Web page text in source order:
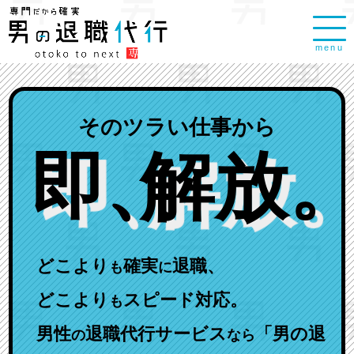
menu
そのツラい仕事から
即、解放。
どこよりも確実に退職、
どこよりもスピード対応。
男性の退職代行サービスなら「男の退